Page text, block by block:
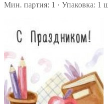
Мин. партия: 1 · Упаковка: 1